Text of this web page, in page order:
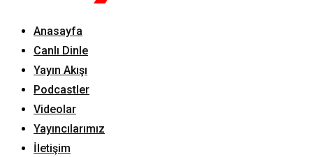
Anasayfa
Canlı Dinle
Yayın Akışı
Podcastler
Videolar
Yayıncılarımız
İletişim